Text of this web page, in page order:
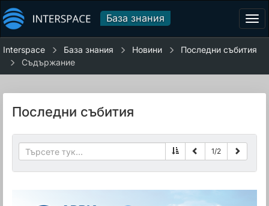
База знания
Interspace База знания Новини
Последни събития
Съдържание
Последни събития
1/2